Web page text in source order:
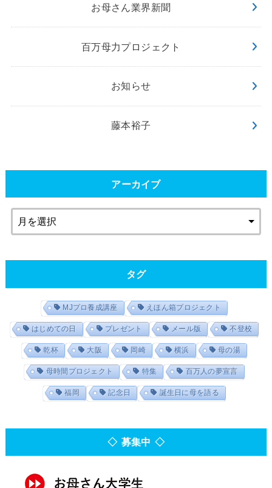
お母さん業界新聞
百万母力プロジェクト
お知らせ
藤本裕子
アーカイブ
タグ
MJプロ養成講座 えほん箱プロジェクト
はじめての日 プレゼント メール版 不登校
乾杯 大阪 岡崎 横浜 母の湯
母時間プロジェクト 特集 百万人の夢宣言
福岡 記念日 誕生日に母を語る
◇ 募集中 ◇